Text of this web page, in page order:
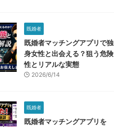
既婚者
既婚者マッチングアプリで独
身女性と出会える？狙う危険
性とリアルな実態
2026/6/14
既婚者
既婚者マッチングアプリを